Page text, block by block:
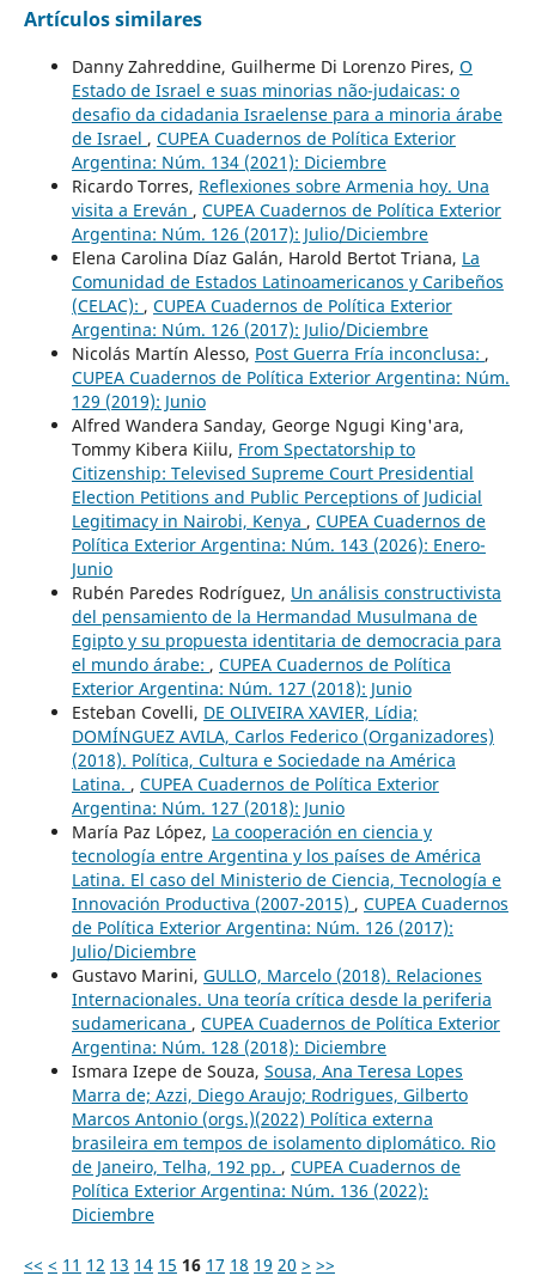
Artículos similares
Danny Zahreddine, Guilherme Di Lorenzo Pires, O
Estado de Israel e suas minorias não-judaicas: o
desafio da cidadania Israelense para a minoria árabe
de Israel , CUPEA Cuadernos de Política Exterior
Argentina: Núm. 134 (2021): Diciembre
Ricardo Torres, Reflexiones sobre Armenia hoy. Una
visita a Ereván , CUPEA Cuadernos de Política Exterior
Argentina: Núm. 126 (2017): Julio/Diciembre
Elena Carolina Díaz Galán, Harold Bertot Triana, La
Comunidad de Estados Latinoamericanos y Caribeños
(CELAC): , CUPEA Cuadernos de Política Exterior
Argentina: Núm. 126 (2017): Julio/Diciembre
Nicolás Martín Alesso, Post Guerra Fría inconclusa: ,
CUPEA Cuadernos de Política Exterior Argentina: Núm.
129 (2019): Junio
Alfred Wandera Sanday, George Ngugi King'ara,
Tommy Kibera Kiilu, From Spectatorship to
Citizenship: Televised Supreme Court Presidential
Election Petitions and Public Perceptions of Judicial
Legitimacy in Nairobi, Kenya , CUPEA Cuadernos de
Política Exterior Argentina: Núm. 143 (2026): Enero-
Junio
Rubén Paredes Rodríguez, Un análisis constructivista
del pensamiento de la Hermandad Musulmana de
Egipto y su propuesta identitaria de democracia para
el mundo árabe: , CUPEA Cuadernos de Política
Exterior Argentina: Núm. 127 (2018): Junio
Esteban Covelli, DE OLIVEIRA XAVIER, Lídia;
DOMÍNGUEZ AVILA, Carlos Federico (Organizadores)
(2018). Política, Cultura e Sociedade na América
Latina. , CUPEA Cuadernos de Política Exterior
Argentina: Núm. 127 (2018): Junio
María Paz López, La cooperación en ciencia y
tecnología entre Argentina y los países de América
Latina. El caso del Ministerio de Ciencia, Tecnología e
Innovación Productiva (2007-2015) , CUPEA Cuadernos
de Política Exterior Argentina: Núm. 126 (2017):
Julio/Diciembre
Gustavo Marini, GULLO, Marcelo (2018). Relaciones
Internacionales. Una teoría crítica desde la periferia
sudamericana , CUPEA Cuadernos de Política Exterior
Argentina: Núm. 128 (2018): Diciembre
Ismara Izepe de Souza, Sousa, Ana Teresa Lopes
Marra de; Azzi, Diego Araujo; Rodrigues, Gilberto
Marcos Antonio (orgs.)(2022) Política externa
brasileira em tempos de isolamento diplomático. Rio
de Janeiro, Telha, 192 pp. , CUPEA Cuadernos de
Política Exterior Argentina: Núm. 136 (2022):
Diciembre
<< < 11 12 13 14 15 16 17 18 19 20 > >>